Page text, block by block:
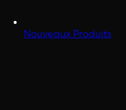
Nouveaux Produits